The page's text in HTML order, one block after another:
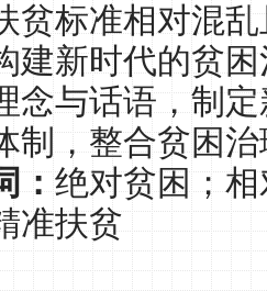
贫标准相对混
建新时代的贫
念与话语，制
制，整合贫困
：绝对贫困；
准扶贫